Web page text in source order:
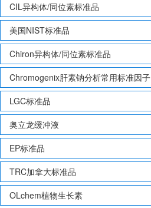
CIL异构体/同位素标准品
美国NIST标准品
Chiron异构体/同位素标准品
Chromogenix肝素钠分析常用标准因子
LGC标准品
奥立龙缓冲液
EP标准品
TRC加拿大标准品
OLchem植物生长素